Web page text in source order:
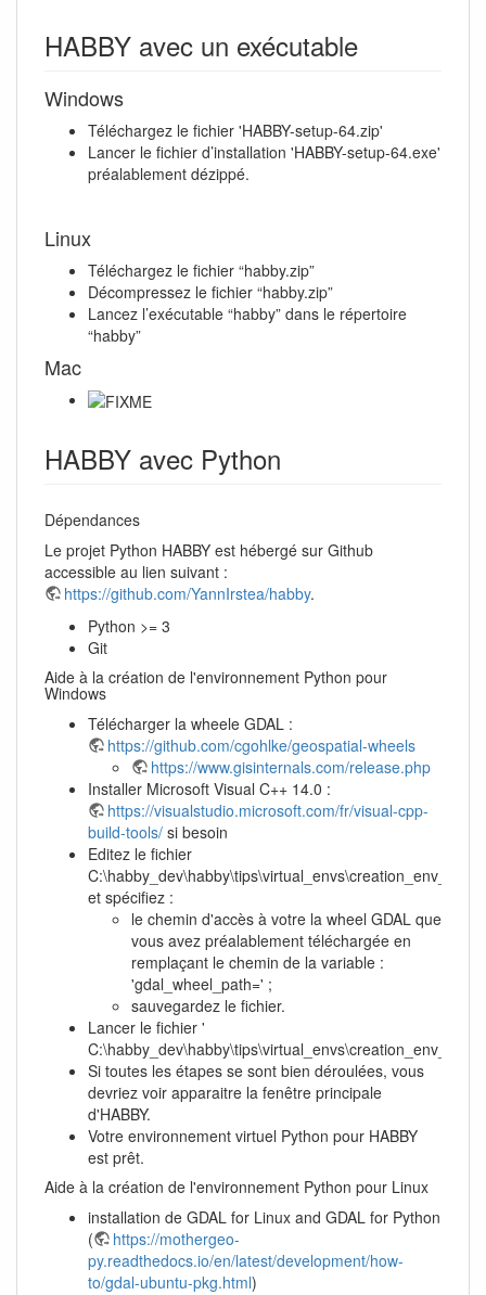
HABBY avec un exécutable
Windows
Téléchargez le fichier 'HABBY-setup-64.zip'
Lancer le fichier d’installation 'HABBY-setup-64.exe'
préalablement dézippé.
Linux
Téléchargez le fichier “habby.zip”
Décompressez le fichier “habby.zip”
Lancez l’exécutable “habby” dans le répertoire
“habby”
Mac
HABBY avec Python
Dépendances
Le projet Python HABBY est hébergé sur Github
accessible au lien suivant :
https://github.com/YannIrstea/habby.
Python >= 3
Git
Aide à la création de l'environnement Python pour
Windows
Télécharger la wheele GDAL :
https://github.com/cgohlke/geospatial-wheels
https://www.gisinternals.com/release.php
Installer Microsoft Visual C++ 14.0 :
https://visualstudio.microsoft.com/fr/visual-cpp-
build-tools/ si besoin
Editez le fichier
et spécifiez :
le chemin d'accès à votre la wheel GDAL que
vous avez préalablement téléchargée en
remplaçant le chemin de la variable :
'gdal_wheel_path=' ;
sauvegardez le fichier.
Lancer le fichier '
Si toutes les étapes se sont bien déroulées, vous
devriez voir apparaitre la fenêtre principale
d'HABBY.
Votre environnement virtuel Python pour HABBY
est prêt.
Aide à la création de l'environnement Python pour Linux
installation de GDAL for Linux and GDAL for Python
(
https://mothergeo-
py.readthedocs.io/en/latest/development/how-
to/gdal-ubuntu-pkg.html)